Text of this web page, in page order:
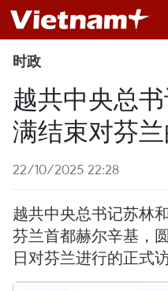
时政
越共中央总
满结束对芬
22/10/2025 22:28
越共中央总书记苏林
芬兰首都赫尔辛基，
日对芬兰进行的正式访